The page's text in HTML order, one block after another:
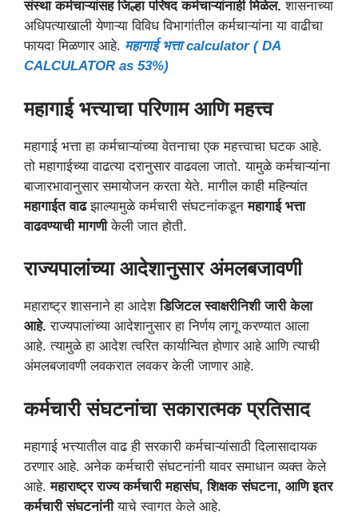
संस्था कर्मचाऱ्यांसह जिल्हा परिषद कर्मचाऱ्यांनाही मिळेल. शासनाच्या
अधिपत्याखाली येणाऱ्या विविध विभागांतील कर्मचाऱ्यांना या वाढीचा
फायदा मिळणार आहे. महागाई भत्ता calculator ( DA
CALCULATOR as 53%)
महागाई भत्त्याचा परिणाम आणि महत्त्व
महागाई भत्ता हा कर्मचाऱ्यांच्या वेतनाचा एक महत्त्वाचा घटक आहे.
तो महागाईच्या वाढत्या दरानुसार वाढवला जातो. यामुळे कर्मचाऱ्यांना
बाजारभावानुसार समायोजन करता येते. मागील काही महिन्यांत
महागाईत वाढझाल्यामुळे कर्मचारी संघटनांकडूनमहागाई भत्ता
वाढवण्याची मागणीकेली जात होती.
राज्यपालांच्या आदेशानुसार अंमलबजावणी
महाराष्ट्र शासनाने हा आदेशडिजिटल स्वाक्षरीनिशी जारी केला
आहे. राज्यपालांच्या आदेशानुसार हा निर्णय लागू करण्यात आला
आहे. त्यामुळे हा आदेश त्वरित कार्यान्वित होणार आहे आणि त्याची
अंमलबजावणी लवकरात लवकर केली जाणार आहे.
कर्मचारी संघटनांचा सकारात्मक प्रतिसाद
महागाई भत्त्यातील वाढ ही सरकारी कर्मचाऱ्यांसाठी दिलासादायक
ठरणार आहे. अनेक कर्मचारी संघटनांनी यावर समाधान व्यक्त केले
आहे.महाराष्ट्र राज्य कर्मचारी महासंघ, शिक्षक संघटना, आणि इतर
कर्मचारी संघटनांनीयाचे स्वागत केले आहे.